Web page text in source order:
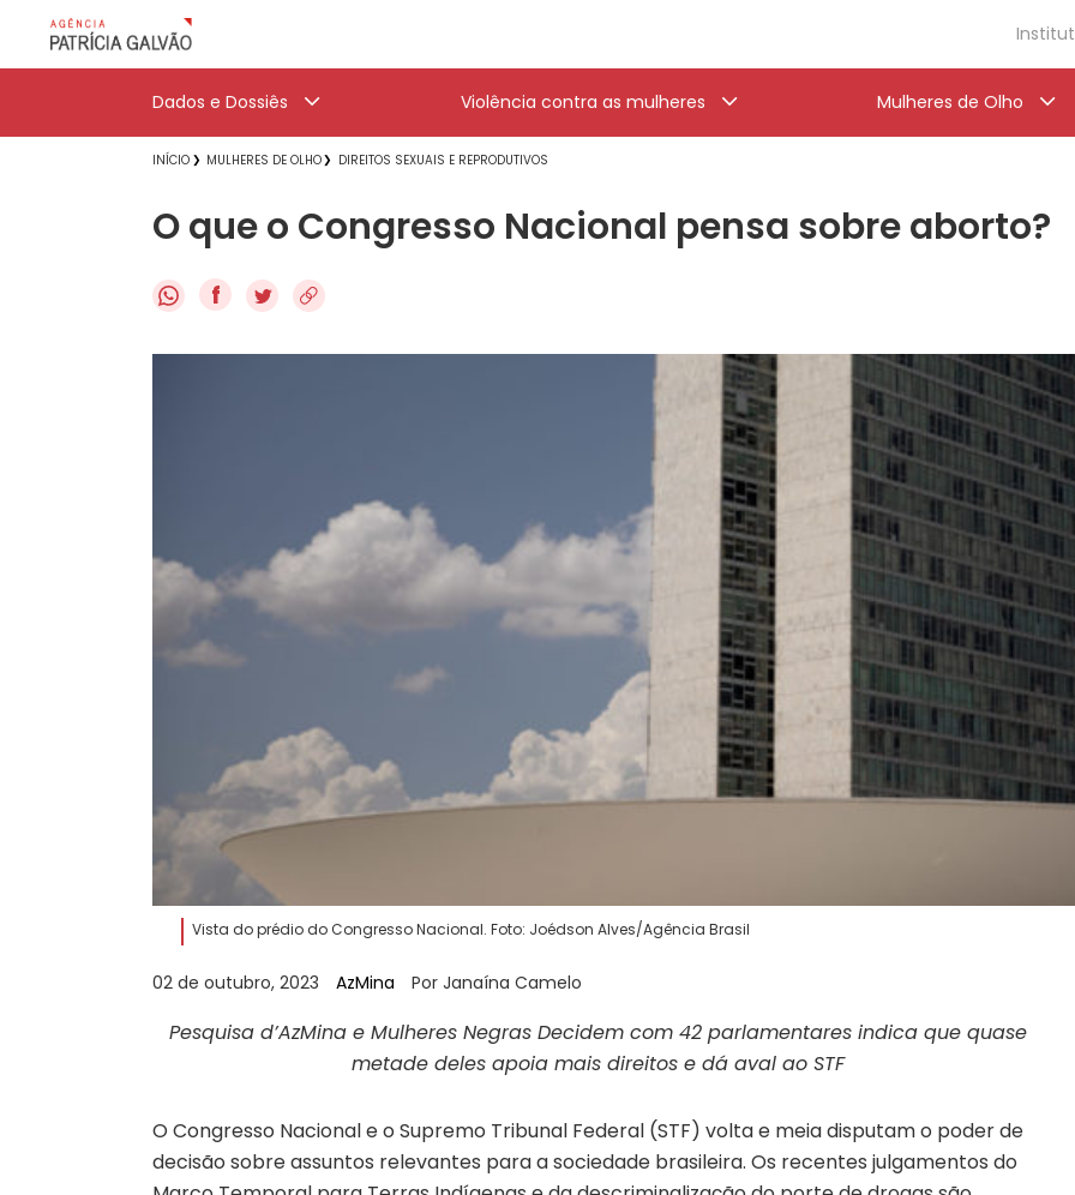
Dados e Dossiês Violência contra as mulheres Mulheres de Olho
INÍCIO MULHERES DE OLHO DIREITOS SEXUAIS E REPRODUTIVOS
O que o Congresso Nacional pensa sobre aborto?
f
Vista do prédio do Congresso Nacional. Foto: Joédson Alves/Agência Brasil
02 de outubro, 2023 AzMina Por Janaína Camelo
Pesquisa d’AzMina e Mulheres Negras Decidem com 42 parlamentares indica que quase
metade deles apoia mais direitos e dá aval ao STF
O Congresso Nacional e o Supremo Tribunal Federal (STF) volta e meia disputam o poder de
decisão sobre assuntos relevantes para a sociedade brasileira. Os recentes julgamentos do